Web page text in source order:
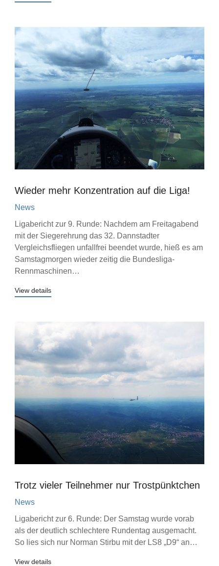
Wieder mehr Konzentration auf die Liga!
News
Ligabericht zur 9. Runde: Nachdem am Freitagabend
mit der Siegerehrung das 32. Dannstadter
Vergleichsfliegen unfallfrei beendet wurde, hieß es am
Samstagmorgen wieder zeitig die Bundesliga-
Rennmaschinen…
View details
Trotz vieler Teilnehmer nur Trostpünktchen
News
Ligabericht zur 6. Runde: Der Samstag wurde vorab
als der deutlich schlechtere Rundentag ausgemacht.
So lies sich nur Norman Stirbu mit der LS8 „D9“ an…
View details